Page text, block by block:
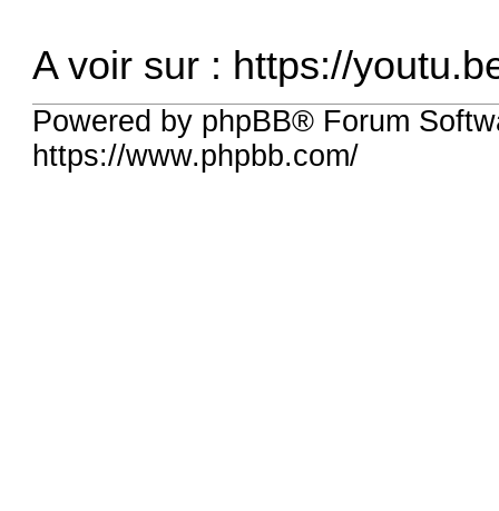
A voir sur : https://
Powered by phpBB® Forum
https://www.phpbb.com/